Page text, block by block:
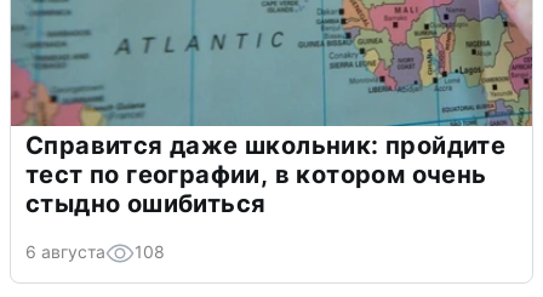
Справится даже школьник: пройдите
тест по географии, в котором очень
стыдно ошибиться
6 августа 108